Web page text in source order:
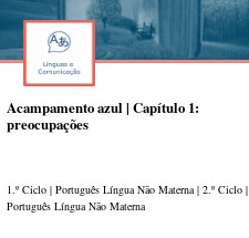
Acampamento azul | Capítulo 1:
preocupações
1.º Ciclo | Português Língua Não Materna | 2.º Ciclo |
Português Língua Não Materna